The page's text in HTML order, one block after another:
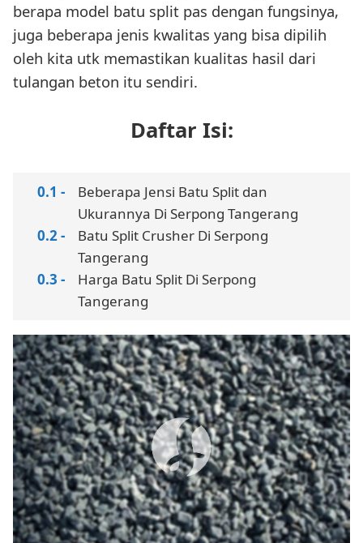
berapa model batu split pas dengan fungsinya,
juga beberapa jenis kwalitas yang bisa dipilih
oleh kita utk memastikan kualitas hasil dari
tulangan beton itu sendiri.
Daftar Isi:
Beberapa Jensi Batu Split dan
Ukurannya Di Serpong Tangerang
Batu Split Crusher Di Serpong
Tangerang
Harga Batu Split Di Serpong
Tangerang